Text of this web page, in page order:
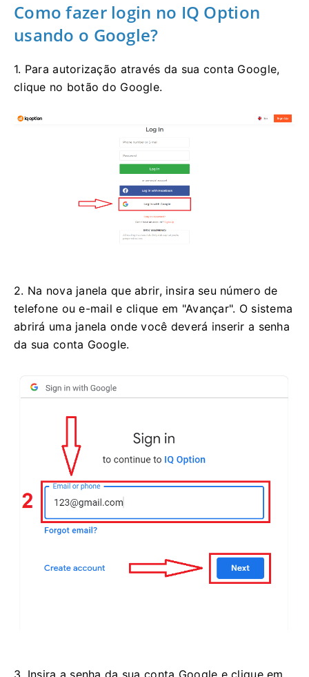
Como fazer login no IQ Option
usando o Google?
1. Para autorização através da sua conta Google,
clique no botão do Google.
2. Na nova janela que abrir, insira seu número de
telefone ou e-mail e clique em "Avançar". O sistema
abrirá uma janela onde você deverá inserir a senha
da sua conta Google.